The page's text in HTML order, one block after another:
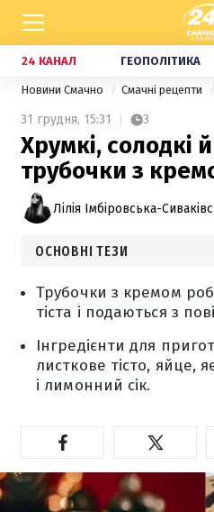
24 КАНАЛ ГЕОПОЛІТИКА
Новини Смачно Смачні рецепти
31 грудня, 15:31 3
Хрумкі, солодкі
трубочки з
Лілія Імбіровська-
ОСНОВНІ ТЕЗИ
Трубочки з кремом
тіста і подаються з
Інгредієнти для
листкове тісто, яйце,
і лимонний сік.